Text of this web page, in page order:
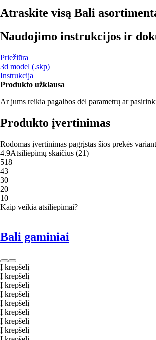
Atraskite visą Bali
Naudojimo instrukcijos ir
Priežiūra
3d model (.skp)
Instrukcija
Produkto užklausa
Ar jums reikia pagalbos dėl parametrų ar
Produkto įvertinimas
Rodomas įvertinimas pagrįstas šios prekės
4.9Atsiliepimų skaičius (21)
518
43
30
20
10
Kaip veikia atsiliepimai?
Bali gaminiai
Į krepšelį
Į krepšelį
Į krepšelį
Į krepšelį
Į krepšelį
Į krepšelį
Į krepšelį
Į krepšelį